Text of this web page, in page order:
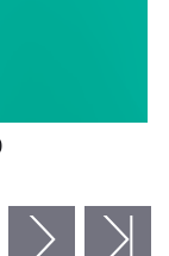
následující ›